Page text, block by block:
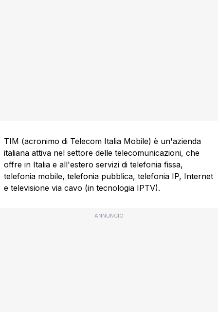
TIM (acronimo di Telecom Italia Mobile) è un'azienda
italiana attiva nel settore delle telecomunicazioni, che
offre in Italia e all'estero servizi di telefonia fissa,
telefonia mobile, telefonia pubblica, telefonia IP, Internet
e televisione via cavo (in tecnologia IPTV).
ANNUNCIO